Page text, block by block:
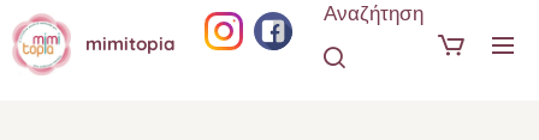
mimitopia
Αναζήτηση